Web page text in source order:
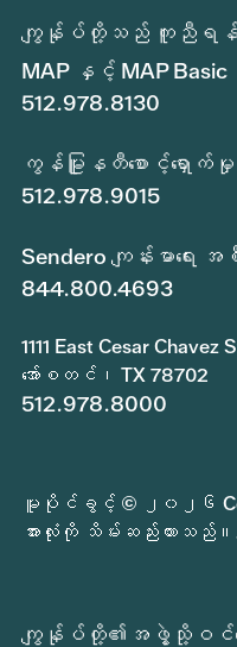
ကျွန်ုပ်တို့သည် ကူညီရန်
MAP နှင့် MAP Basic
512.978.8130
ကွန်မြူနတီစောင့်ရှောက်မှု
512.978.9015
Sendero ကျန်းမာရေး
844.800.4693
1111 East Cesar Chavez
အော်စတင်၊ TX 78702
512.978.8000
မူပိုင်ခွင့် © ၂၀၂၆
အားလုံးကို သိမ်းဆည်းထားသည်
ကျွန်ုပ်တို့၏အဖွဲ့သို့ဝင်ရ